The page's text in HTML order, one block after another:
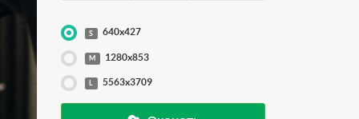
S 640x427
M 1280x853
L 5563x3709